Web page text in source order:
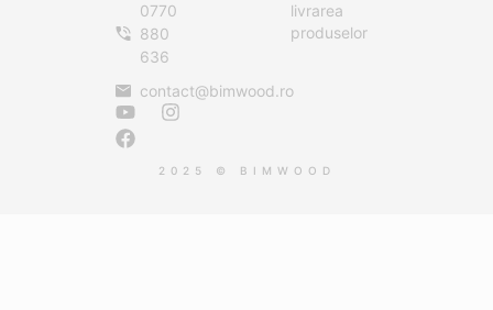
0770
880
636
contact@bimwood.ro
livrarea
produselor
2025 © BIMWOOD